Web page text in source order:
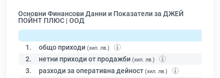
Основни Финансови Данни и Показатели за ДЖЕЙ
ПОЙНТ ПЛЮС | ООД
1. общо приходи (хил. лв.)
2. нетни приходи от продажби (хил. лв.)
3. разходи за оперативна дейност (хил. лв.)